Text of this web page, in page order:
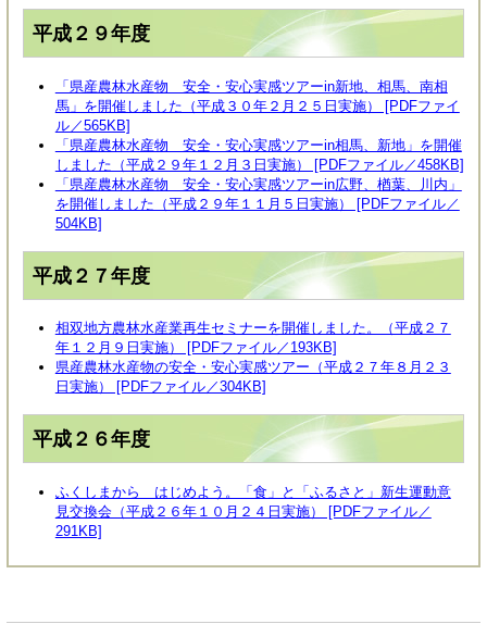
平成２９年度
「県産農林水産物 安全・安心実感ツアーin新地、相馬、南相
馬」を開催しました（平成３０年２月２５日実施） [PDFファイ
ル／565KB]
「県産農林水産物 安全・安心実感ツアーin相馬、新地」を開催
しました（平成２９年１２月３日実施） [PDFファイル／458KB]
「県産農林水産物 安全・安心実感ツアーin広野、楢葉、川内」
を開催しました（平成２９年１１月５日実施） [PDFファイル／
504KB]
平成２７年度
相双地方農林水産業再生セミナーを開催しました。（平成２７
年１２月９日実施） [PDFファイル／193KB]
県産農林水産物の安全・安心実感ツアー（平成２７年８月２３
日実施） [PDFファイル／304KB]
平成２６年度
ふくしまから はじめよう。「食」と「ふるさと」新生運動意
見交換会（平成２６年１０月２４日実施） [PDFファイル／
291KB]